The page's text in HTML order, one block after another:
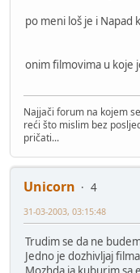
po meni loš je i Napad
onim filmovima u koje
Najjači forum na kojem
reći što mislim bez
pričati...
Unicorn
4
31-03-2003, 03:15:48
Trudim se da ne
Jedno je dozhivljaj